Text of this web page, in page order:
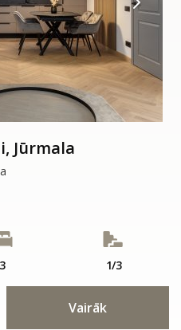
Jūrmala
3 1/3
Vairāk